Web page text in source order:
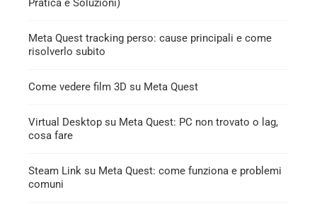
Pratica e Soluzioni)
Meta Quest tracking perso: cause principali e come
risolverlo subito
Come vedere film 3D su Meta Quest
Virtual Desktop su Meta Quest: PC non trovato o lag,
cosa fare
Steam Link su Meta Quest: come funziona e problemi
comuni